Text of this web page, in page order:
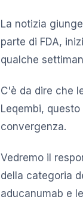
La notizia
parte di FDA,
qualche
C'è da dire che
Leqembi,
convergenza.
Vedremo il
della categoria
aducanumab e